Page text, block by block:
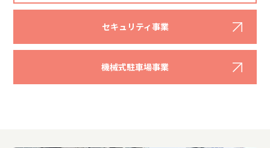
セキュリティ事業
機械式駐車場事業